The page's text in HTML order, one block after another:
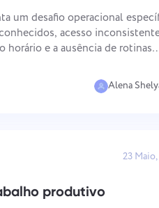
um desafio operacional
acesso
e a ausência de rotinas
Alena
23
produtivo
prazos e equipe
espaço de trabalho